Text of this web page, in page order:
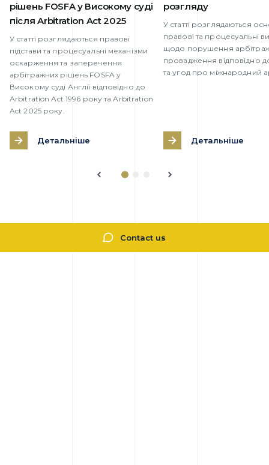
рішень FOSFA у Високому суді
після Arbitration Act 2025
У статті розглядаються правові
підстави та процесуальні механізми
оскарження та заперечення
арбітражних рішень FOSFA у
Високому суді Англії відповідно до
Arbitration Act 1996 року та Arbitration
Act 2025 року.
Детальніше
розгляду
У статті розглядаються
правові та процесуальні
щодо порушення
провадження відповідно
та угод про міжнародний
Детальніше
Contact us